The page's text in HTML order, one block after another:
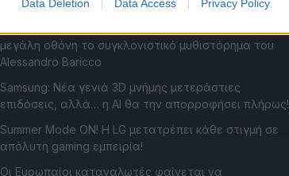
Data Deletion Data Access Privacy Policy
encore του καλοκαιριού!
μεγάλη οθόνη το συγκλονιστικό μυθιστόρημα του
Alessandro Baricco
Samsung: Νέα γενιά 3D μνήμης μετεράστιες
επιδόσεις, αλλά… η AI θα την απορροφήσει πλήρως!
Summer Mode ON! Η LG μετατρέπει κάθε στιγμή σε
απόλυτη gaming εμπειρία!
Οι Ευρωπαίοι καταναλωτές φαίνεται να